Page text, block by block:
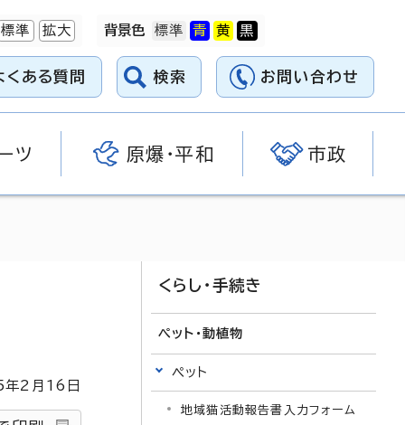
標準 拡大 背景色
くある質問 検索 お問い合わせ
ツ 原爆・平和 市政
年2月 16 日
くらし・手続き
ペット・動植物
ペット
地域猫活動報告書入力フォーム